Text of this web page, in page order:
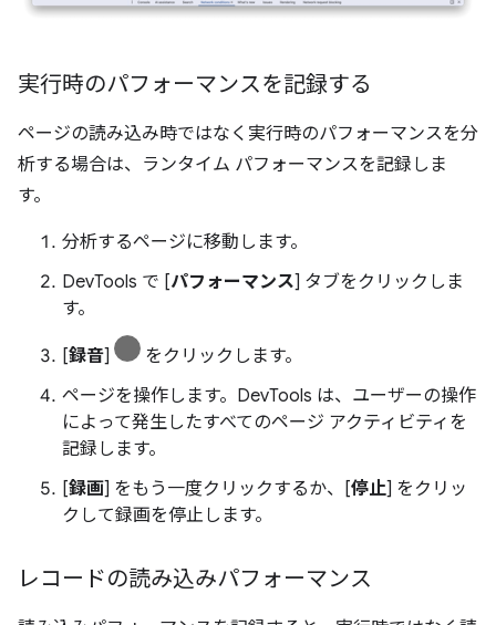
実行時のパフォーマンスを記録する
ページの読み込み時ではなく実行時のパフォーマンスを分
析する場合は、ランタイム パフォーマンスを記録しま
す。
分析するページに移動します。
DevTools で [パフォーマンス] タブをクリックしま
す。
[録音]
をクリックします。
ページを操作します。DevTools は、ユーザーの操作
によって発生したすべてのページ アクティビティを
記録します。
[録画] をもう一度クリックするか、[停止] をクリッ
クして録画を停止します。
レコードの読み込みパフォーマンス